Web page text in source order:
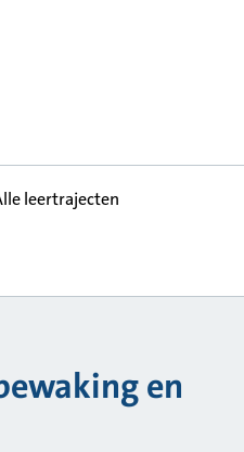
leertrajecten
en